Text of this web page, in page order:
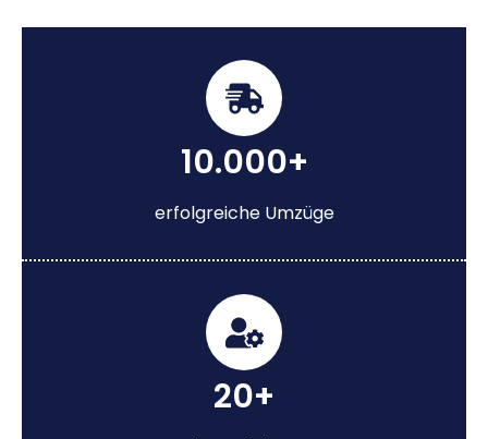
10.000+
erfolgreiche Umzüge
20+